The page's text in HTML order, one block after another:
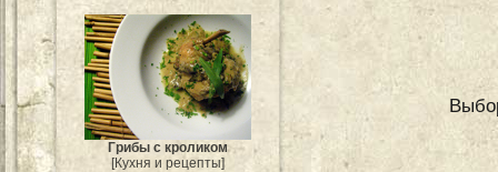
Грибы с кроликом
[Кухня и рецепты]